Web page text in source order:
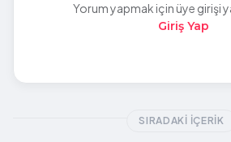
Yorum yapmak için üye girişi
Giriş Yap
SIRADAKI İÇERIK